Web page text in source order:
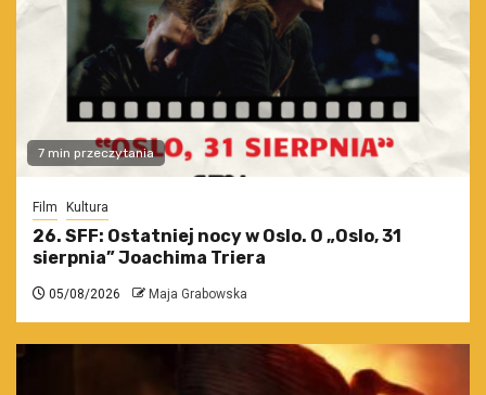
7 min przeczytania
Film Kultura
26. SFF: Ostatniej nocy w Oslo. O „Oslo, 31
sierpnia” Joachima Triera
05/08/2026 Maja Grabowska